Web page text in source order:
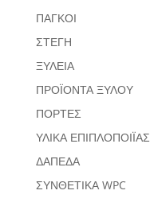
ΠΑΓΚΟΙ
ΣΤΕΓΗ
ΞΥΛΕΙΑ
ΠΡΟΪΟΝΤΑ ΞΥΛΟΥ
ΠΟΡΤΕΣ
ΥΛΙΚΑ ΕΠΙΠΛΟΠΟΙΪΑΣ
ΔΑΠΕΔΑ
ΣΥΝΘΕΤΙΚΑ WPC